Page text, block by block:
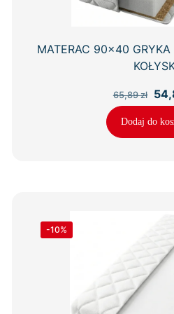
MATERAC 90×40 GRYKA
65,89zł
Dodaj do
-10%